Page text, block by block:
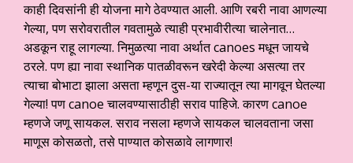
काही दिवसांनी ही योजना मागे ठेवण्यात आली. आणि रबरी नावा आणल्या
गेल्या, पण सरोवरातील गवतामुळे त्याही प्रभावीरीत्या चालेनात…
अडकून राहू लागल्या. निमुळत्या नावा अर्थात canoes मधून जायचे
ठरले. पण ह्या नावा स्थानिक पातळीवरून खरेदी केल्या असत्या तर
त्याचा बोभाटा झाला असता म्हणून दुस-या राज्यातून त्या मागवून घेतल्या
गेल्या! पण canoe चालवण्यासाठीही सराव पाहिजे. कारण canoe
म्हणजे जणू सायकल. सराव नसला म्हणजे सायकल चालवताना जसा
माणूस कोसळतो, तसे पाण्यात कोसळावे लागणार!